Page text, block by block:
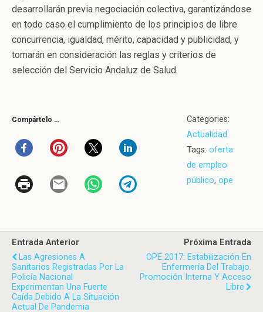
desarrollarán previa negociación colectiva, garantizándose
en todo caso el cumplimiento de los principios de libre
concurrencia, igualdad, mérito, capacidad y publicidad, y
tomarán en consideración las reglas y criterios de
selección del Servicio Andaluz de Salud.
Compártelo …
Categories:
Actualidad
Tags: oferta
de empleo
público, ope
Entrada Anterior
Las Agresiones A
Sanitarios Registradas Por La
Policía Nacional
Experimentan Una Fuerte
Caída Debido A La Situación
Actual De Pandemia
Próxima Entrada
OPE 2017: Estabilización En
Enfermería Del Trabajo.
Promoción Interna Y Acceso
Libre